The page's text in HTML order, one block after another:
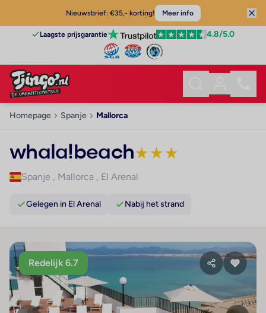
Nieuwsbrief: €35,- korting! Meer info
Laagste prijsgarantie 4.8/5.0
Homepage Spanje Mallorca
whala!beach★★★
Spanje , Mallorca , El Arenal
Gelegen in El Arenal Nabij het strand
Redelijk 6.7